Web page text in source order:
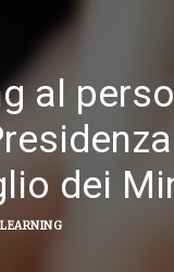
al
dei
LEARNING